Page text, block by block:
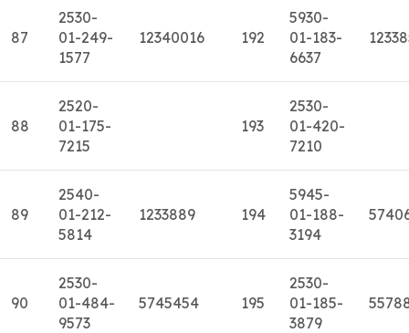
87
2530-
01-249-
1577
12340016 192
5930-
01-183-
6637
88
2520-
01-175-
7215
193
2530-
01-420-
7210
89
2540-
01-212-
5814
1233889 194
5945-
01-188-
3194
90
2530-
01-484-
9573
5745454 195
2530-
01-185-
3879